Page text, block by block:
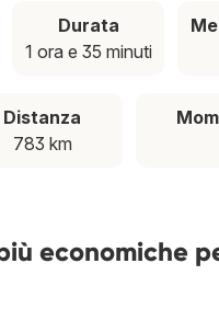
Durata
1 ora e 35 minuti
Distanza
783 km
economiche